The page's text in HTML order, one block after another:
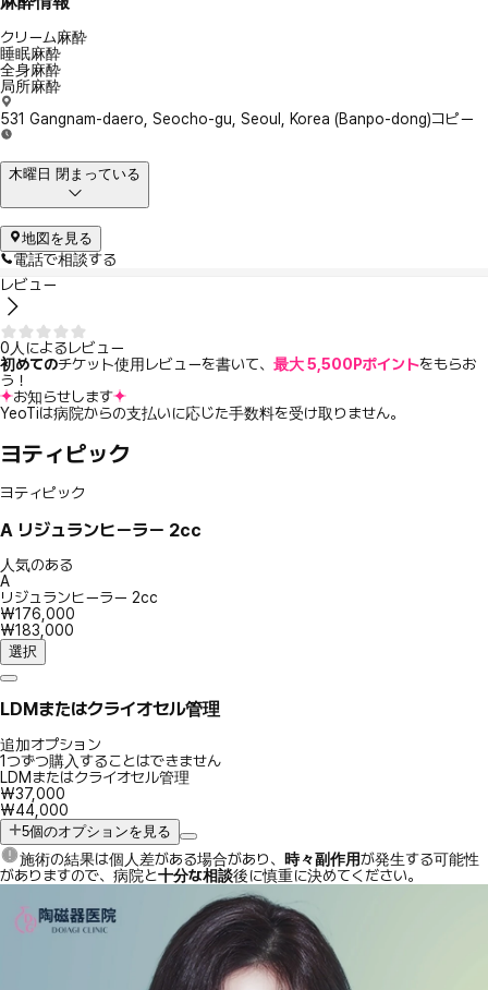
クリーム麻酔
睡眠麻酔
全身麻酔
局所麻酔
531 Gangnam-daero, Seocho-gu, Seoul, Korea (Banpo-dong)コピー
木曜日 閉まっている
地図を見る
電話で相談する
レビュー
0人によるレビュー
初めてのチケット使用レビューを書いて、 最大 5,500Pポイントをもらお
う！
お知らせします
YeoTiは病院からの支払いに応じた手数料を受け取りません。
ヨティピック
ヨティピック
A リジュランヒーラー 2cc
人気のある
A
リジュランヒーラー 2cc
₩176,000
₩183,000
選択
LDMまたはクライオセル管理
追加オプション
1つずつ購入することはできません
LDMまたはクライオセル管理
₩37,000
₩44,000
5個のオプションを見る
施術の結果は個人差がある場合があり、 時々副作用が発生する可能性
がありますので、病院と十分な相談後に慎重に決めてください。